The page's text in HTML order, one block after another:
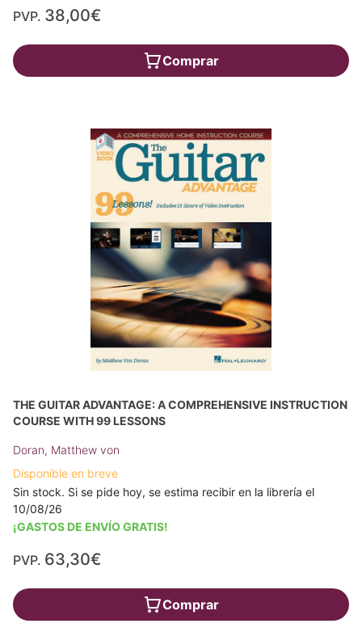
PVP. 38,00€
Comprar
THE GUITAR ADVANTAGE: A COMPREHENSIVE INSTRUCTION
COURSE WITH 99 LESSONS
Doran, Matthew von
Disponible en breve
Sin stock. Si se pide hoy, se estima recibir en la librería el
10/08/26
¡GASTOS DE ENVÍO GRATIS!
PVP. 63,30€
Comprar